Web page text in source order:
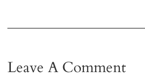
Leave A Comment